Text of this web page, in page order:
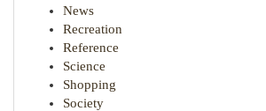
News
Recreation
Reference
Science
Shopping
Society